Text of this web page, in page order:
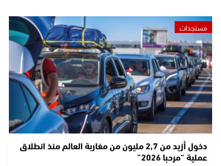
مستجدات
دخول أزيد من 2,7 مليون من مغاربة العالم منذ انطلاق
عملية “مرحبا 2026”